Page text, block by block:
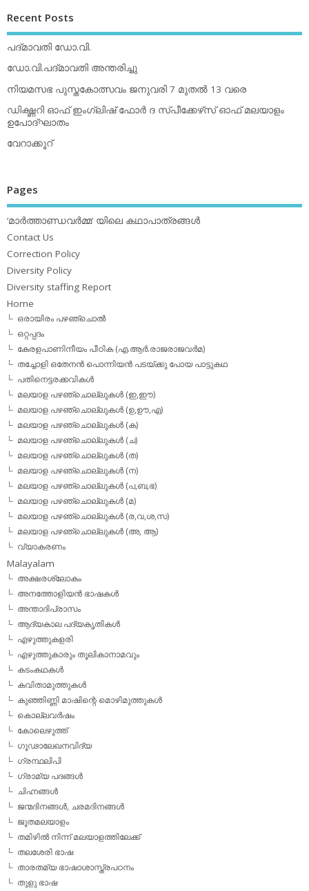
Recent Posts
പദ്മാവതി ഡോ.വി.
ഡോ.വി.പദ്മാവതി അന്തരിച്ചു
നിയമസഭ പുസ്തകോത്സവം ജനുവരി 7 മുതല്‍ 13 വരെ
ഡിക്ഷ്ണറി ഓഫ് ഇംഗ്ലിഷ് ഫോര്‍ ദ സ്പീക്കേഴ്‌സ് ഓഫ് മലയാളം
ഉപോദ്ഘാതം
വേറാക്കൂറ്
Pages
‘മാര്‍ത്താണ്ഡവര്‍മ്മ’ യിലെ കഥാപാത്രങ്ങള്‍
Contact Us
Correction Policy
Diversity Policy
Diversity staffing Report
Home
ഒരായിരം പഴഞ്ചൊല്‍
ഒറ്റപ്പദം
കേരളപാണിനീയം പീഠിക (എ.ആര്‍.രാജരാജവര്‍മ)
തച്ചോളി ഒതേനൻ പൊന്നിയൻ പടയ്‌ക്കു പോയ പാട്ടുകഥ
പതിനെട്ടരക്കവികള്‍
മലയാള പഴഞ്ചൊല്ലുകള്‍ (ഇ,ഈ)
മലയാള പഴഞ്ചൊല്ലുകള്‍ (ഉ,ഊ,എ)
മലയാള പഴഞ്ചൊല്ലുകള്‍ (ക)
മലയാള പഴഞ്ചൊല്ലുകള്‍ (ച)
മലയാള പഴഞ്ചൊല്ലുകള്‍ (ത)
മലയാള പഴഞ്ചൊല്ലുകള്‍ (ന)
മലയാള പഴഞ്ചൊല്ലുകള്‍ (പ,ബ,ഭ)
മലയാള പഴഞ്ചൊല്ലുകള്‍ (മ)
മലയാള പഴഞ്ചൊല്ലുകള്‍ (ര,വ,ശ,സ)
മലയാള പഴഞ്ചൊല്ലുകൾ (അ, ആ)
വ്യാകരണം
Malayalam
അക്ഷരശ്ലോകം
അനത്തോളിയന്‍ ഭാഷകള്‍
അന്താദിപ്രാസം
ആദ്യകാല പദ്യകൃതികള്‍
എഴുത്തുകളരി
എഴുത്തുകാരും തൂലികാനാമവും
കടംകഥകള്‍
കവിതാമുത്തുകള്‍
കുഞ്ഞിണ്ണി മാഷിന്റെ മൊഴിമുത്തുകള്‍
കൊല്ലവര്‍ഷം
കോലെഴുത്ത്
ഗൂഢാലേഖനവിദ്യ
ഗ്രന്ഥലിപി
ഗ്രാമ്യ പദങ്ങള്‍
ചിഹ്നങ്ങള്‍
ജന്മദിനങ്ങള്‍, ചരമദിനങ്ങള്‍
ജൂതമലയാളം
തമിഴില്‍ നിന്ന് മലയാളത്തിലേക്ക്
തലശേരി ഭാഷ
താരതമ്യ ഭാഷാശാസ്ത്രപഠനം
തുളു ഭാഷ